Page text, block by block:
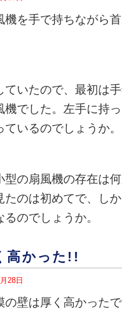
機を手で持ちながら
ていたので、最初は
機でした。左手に持
ているのでしょうか。
型の扇風機の存在は
たのは初めてで、し
のでしょうか。
高かった!!
28日
壁は厚く高かったで